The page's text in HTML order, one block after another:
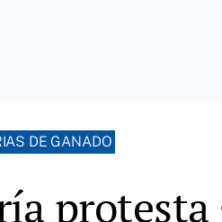
DE GANADO
protesta